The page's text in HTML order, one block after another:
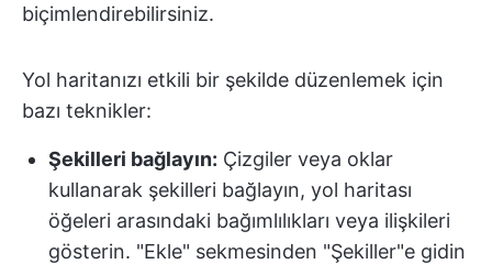
biçimlendirebilirsiniz.
Yol haritanızı etkili bir şekilde düzenlemek için
bazı teknikler:
Şekilleri bağlayın: Çizgiler veya oklar
kullanarak şekilleri bağlayın, yol haritası
öğeleri arasındaki bağımlılıkları veya ilişkileri
gösterin. "Ekle" sekmesinden "Şekiller"e gidin